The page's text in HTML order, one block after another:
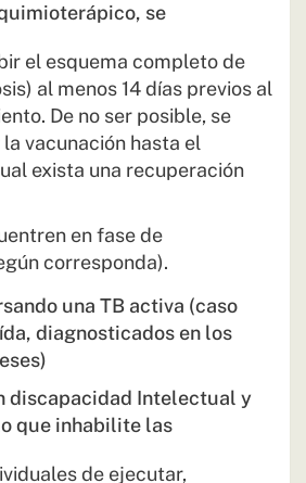
se
el esquema completo de
al menos 14 días previos al
De no ser posible, se
vacunación hasta el
exista una recuperación
en fase de
corresponda).
una TB activa (caso
diagnosticados en los
discapacidad Intelectual y
que inhabilite las
de ejecutar,